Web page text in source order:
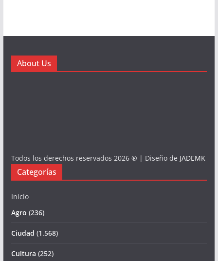
About Us
Todos los derechos reservados 2026 ® | Diseño de JADEMK
Categorías
Inicio
Agro (236)
Ciudad (1.568)
Cultura (252)